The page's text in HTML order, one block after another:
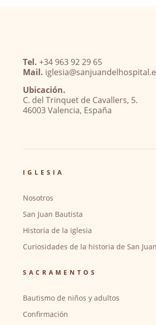
Tel. +34 963 92 29 65
Mail.
Ubicación.
C. del Trinquet de Cavallers, 5.
46003 Valencia, España
IGLESIA
Nosotros
San Juan Bautista
Historia de la iglesia
Curiosidades de la historia de San Juan
SACRAMENTOS
Bautismo de niños y adultos
Confirmación